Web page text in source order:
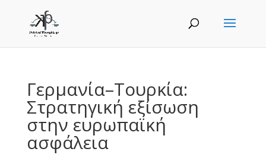
Γερμανία–Τουρκία:
Στρατηγική εξίσωση
στην ευρωπαϊκή
ασφάλεια